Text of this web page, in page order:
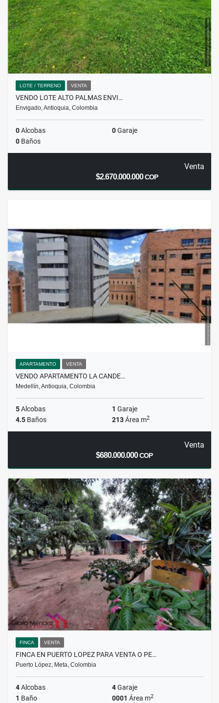
LOTE / TERRENO VENTA
VENDO LOTE ALTO PALMAS ENVI…
Envigado, Antioquia, Colombia
0Alcobas 0Garaje
0 Baños
Venta
$2.670.000.000COP
APARTAMENTO VENTA
VENDO APARTAMENTO LA CANDE…
Medellín, Antioquia, Colombia
5Alcobas 1 Garaje
4.5 Baños 213Área m2
Venta
$680.000.000COP
FINCA VENTA
FINCA EN PUERTO LOPEZ PARA VENTA O PE…
Puerto López, Meta, Colombia
4Alcobas 4Garaje
1 Baño 0001 Área m2